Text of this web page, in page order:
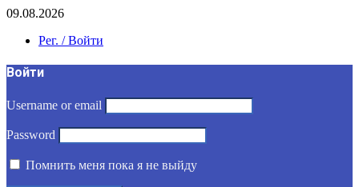
09.08.2026
Рег. / Войти
Войти
Username or email
Password
Помнить меня пока я не выйду